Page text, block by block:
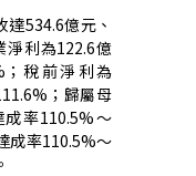
達534.6億元、
淨利為122.6億
；稅前淨利為
；歸屬母
成率110.5%～
成率110.5%～